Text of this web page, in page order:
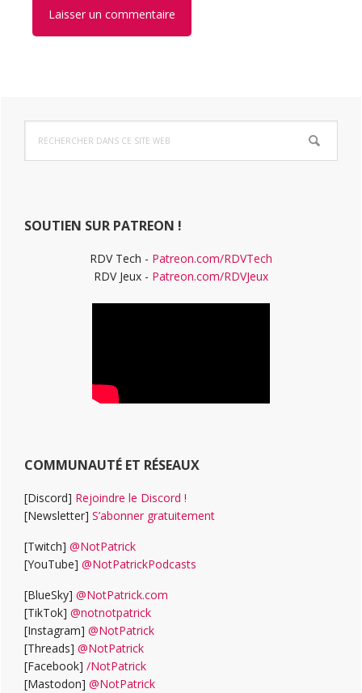
Barre
latérale
dans
ce
SOUTIEN SUR PATREON !
RDV Tech - Patreon.com/RDVTech
RDV Jeux - Patreon.com/RDVJeux
COMMUNAUTÉ ET RÉSEAUX
[Discord] Rejoindre le Discord !
[Newsletter] S’abonner gratuitement
[Twitch] @NotPatrick
[YouTube] @NotPatrickPodcasts
[BlueSky] @NotPatrick.com
[TikTok] @notnotpatrick
[Instagram] @NotPatrick
[Threads] @NotPatrick
[Facebook] /NotPatrick
[Mastodon] @NotPatrick